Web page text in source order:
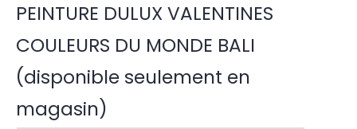
PEINTURE DULUX VALENTINES
COULEURS DU MONDE BALI
(disponible seulement en
magasin)